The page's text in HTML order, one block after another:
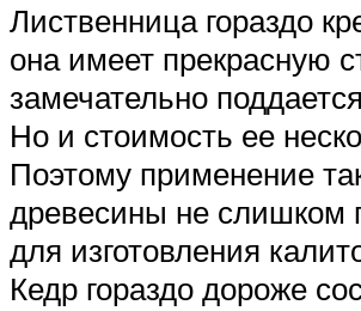
Лиственница гораздо
она имеет прекрасную
замечательно
Но и стоимость ее
Поэтому применение
древесины не слишком
для изготовления
Кедр гораздо дороже